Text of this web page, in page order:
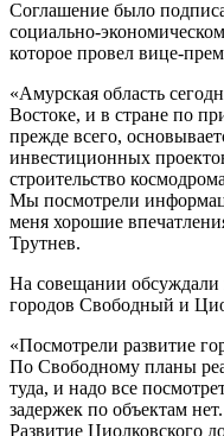
Соглашение было
социально-
которое провел вице-
«Амурская область
Востоке, и в стране по
прежде всего,
инвестиционных
строительство
Мы посмотрели
меня хорошие
Трутнев.
На совещании обсуждали
городов Свободный и
«Посмотрели развитие
По Свободному планы
туда, и надо все
задержек по объектам
Развитие Циолковского